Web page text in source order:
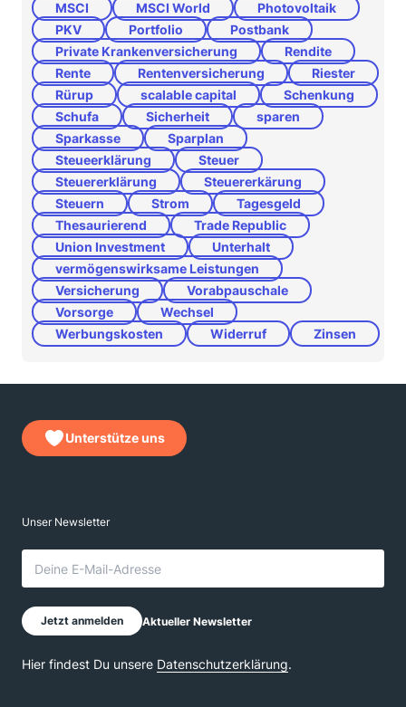
MSCI
MSCI World
Photovoltaik
PKV
Portfolio
Postbank
Private Krankenversicherung
Rendite
Rente
Rentenversicherung
Riester
Rürup
scalable capital
Schenkung
Schufa
Sicherheit
sparen
Sparkasse
Sparplan
Steueerklärung
Steuer
Steuererklärung
Steuererkärung
Steuern
Strom
Tagesgeld
Thesaurierend
Trade Republic
Union Investment
Unterhalt
vermögenswirksame Leistungen
Versicherung
Vorabpauschale
Vorsorge
Wechsel
Werbungskosten
Widerruf Zinsen
Unterstütze uns